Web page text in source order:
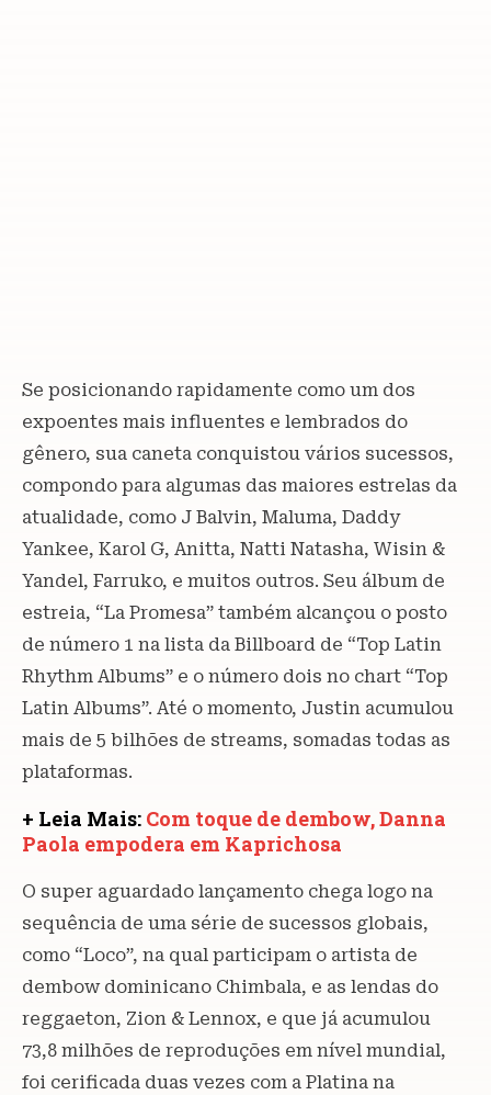
Se posicionando rapidamente como um dos
expoentes mais influentes e lembrados do
gênero, sua caneta conquistou vários sucessos,
compondo para algumas das maiores estrelas da
atualidade, como J Balvin, Maluma, Daddy
Yankee, Karol G, Anitta, Natti Natasha, Wisin &
Yandel, Farruko, e muitos outros. Seu álbum de
estreia, “La Promesa” também alcançou o posto
de número 1 na lista da Billboard de “Top Latin
Rhythm Albums” e o número dois no chart “Top
Latin Albums”. Até o momento, Justin acumulou
mais de 5 bilhões de streams, somadas todas as
plataformas.
+ Leia Mais: Com toque de dembow, Danna
Paola empodera em Kaprichosa
O super aguardado lançamento chega logo na
sequência de uma série de sucessos globais,
como “Loco”, na qual participam o artista de
dembow dominicano Chimbala, e as lendas do
reggaeton, Zion & Lennox, e que já acumulou
73,8 milhões de reproduções em nível mundial,
foi cerificada duas vezes com a Platina na